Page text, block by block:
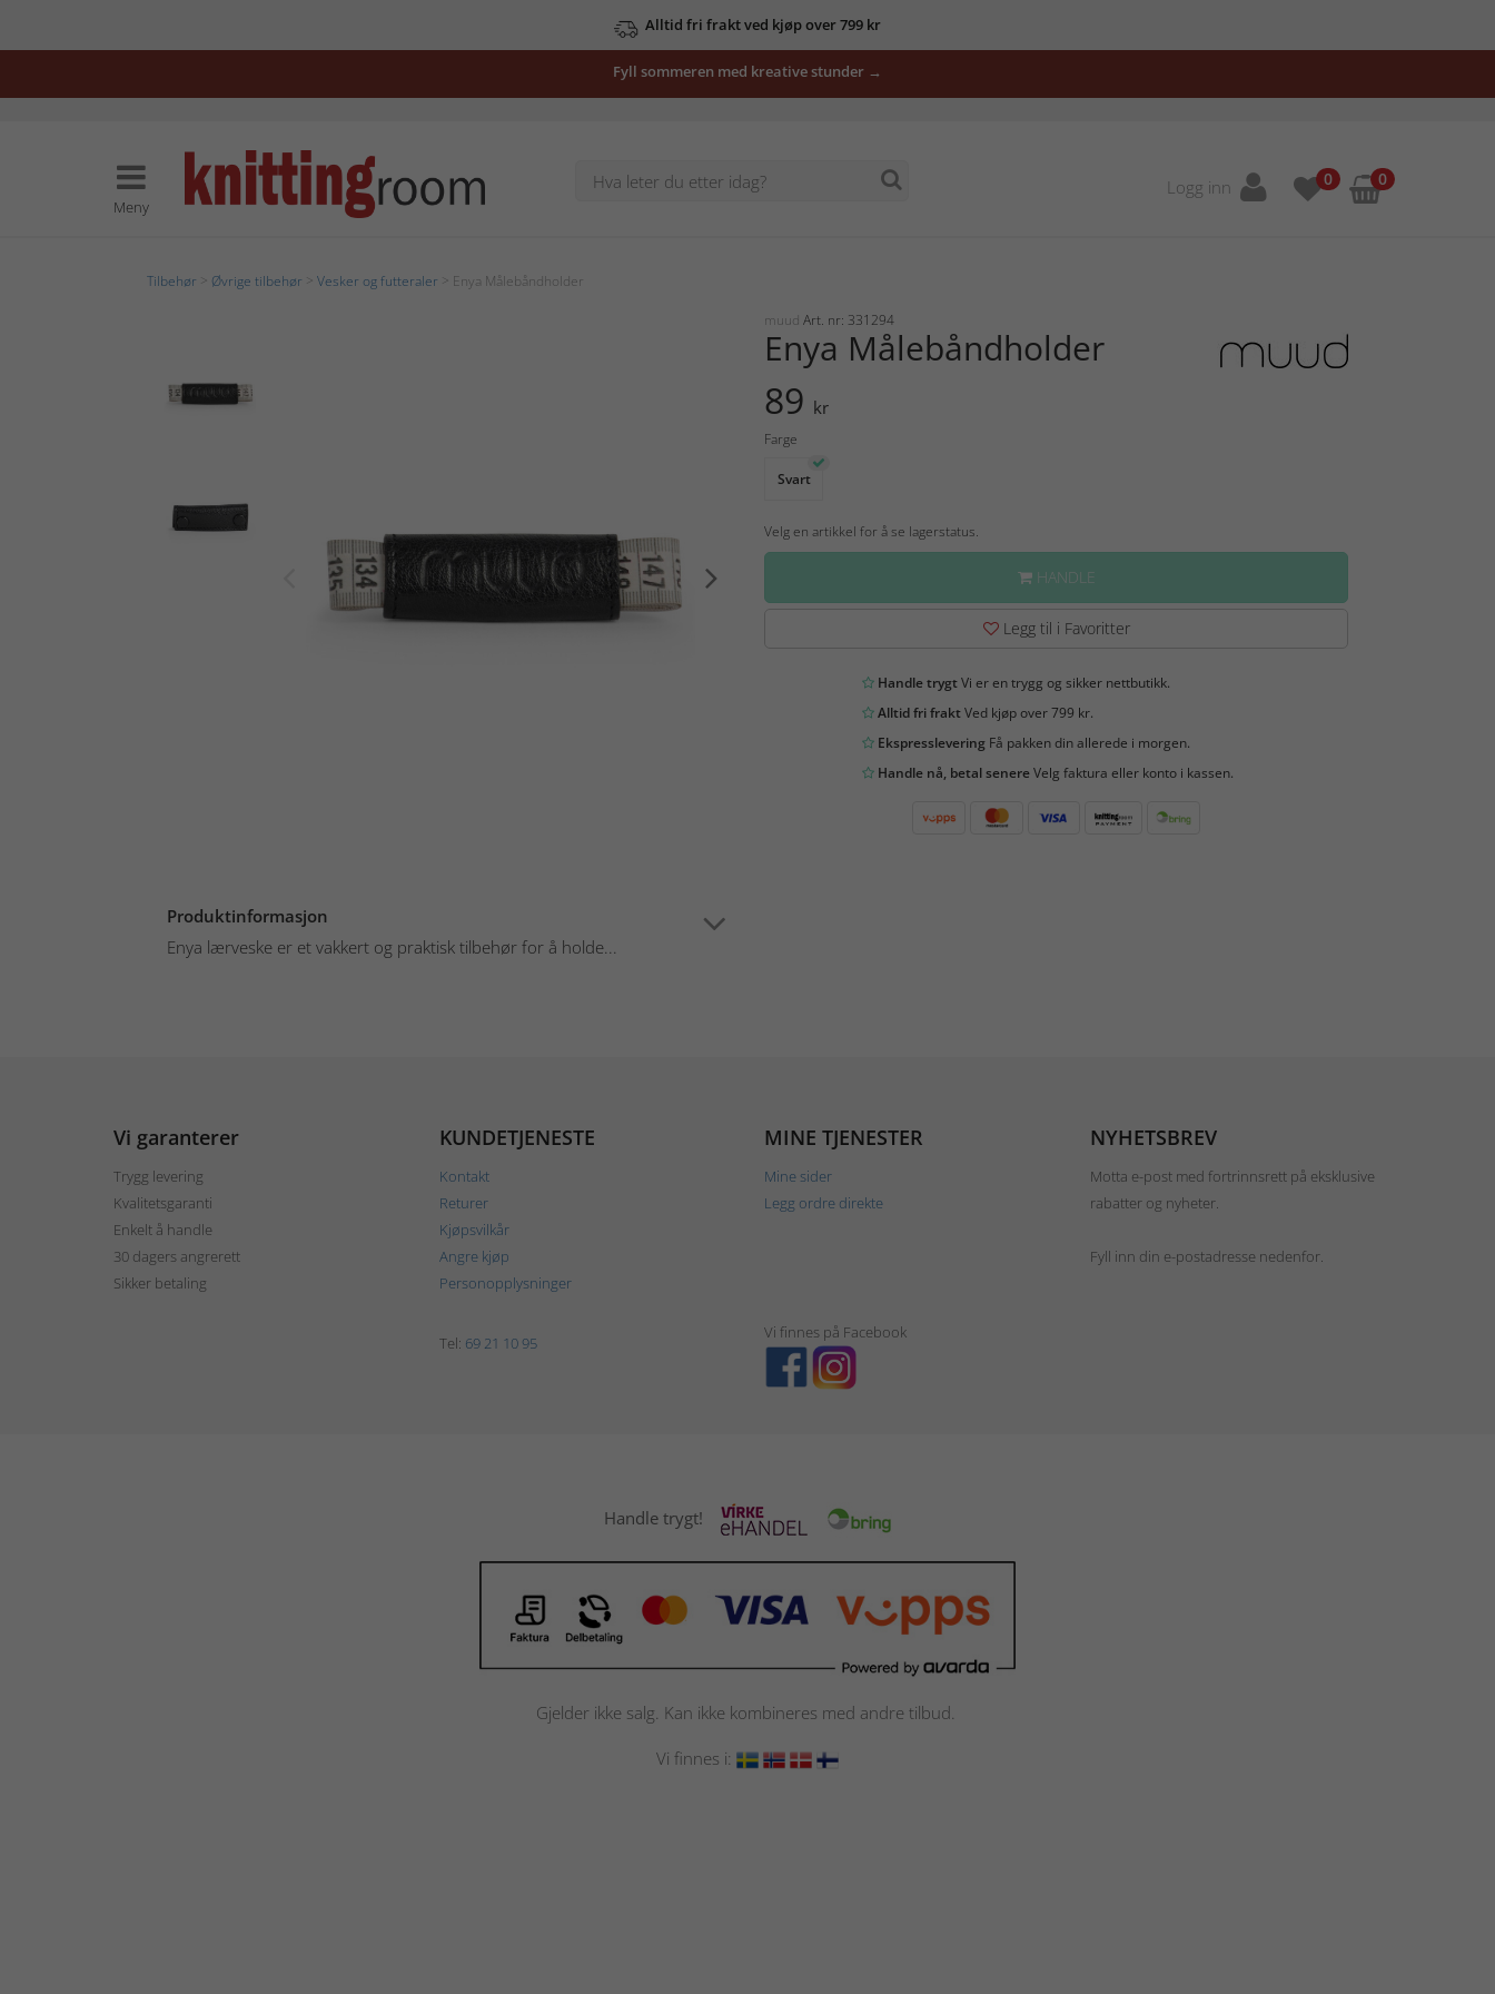
Alltid fri frakt ved kjøp over 799 kr
Fyll sommeren med kreative stunder →
Meny
Logg inn 0 0
Tilbehør Øvrige tilbehør Vesker og futteraler > Enya Målebåndholder
Produktinformasjon
Enya lærveske er et vakkert og praktisk tilbehør for å holde...
muud Art. nr: 331294
Enya Målebåndholder
89 kr
Farge
Svart
Velg en artikkel for å se lagerstatus.
HANDLE
Legg til i Favoritter
Handle trygtVi er en trygg og sikker nettbutikk.
Alltid fri fraktVed kjøp over 799 kr.
EkspressleveringFå pakken din allerede i morgen.
Handle nå, betal senereVelg faktura eller konto i kassen.
Vi garanterer
Trygg levering
Kvalitetsgaranti
Enkelt å handle
30 dagers angrerett
Sikker betaling
KUNDETJENESTE
Kontakt
Returer
Kjøpsvilkår
Angre kjøp
Personopplysninger
MINE TJENESTER
Mine sider
Legg ordre direkte
NYHETSBREV
Motta e-post med fortrinnsrett på eksklusive
rabatter og nyheter.
Fyll inn din e-postadresse nedenfor.
Tel: 69 21 10 95
Vi finnes på Facebook
Handle trygt!
Gjelder ikke salg. Kan ikke kombineres med andre tilbud.
Vi finnes i: